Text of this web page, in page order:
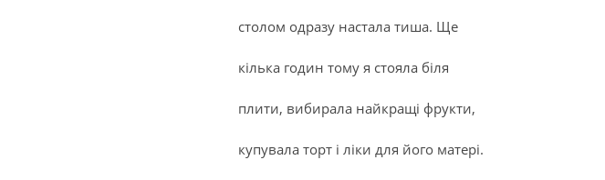
столом одразу настала тиша. Ще
кілька годин тому я стояла біля
плити, вибирала найкращі фрукти,
купувала торт і ліки для його матері.